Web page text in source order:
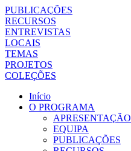
PUBLICAÇÕES
RECURSOS
ENTREVISTAS
LOCAIS
TEMAS
PROJETOS
COLEÇÕES
Início
O PROGRAMA
APRESENTAÇÃO
EQUIPA
PUBLICAÇÕES